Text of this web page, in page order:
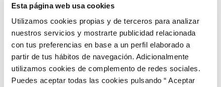
Esta página web usa cookies
Utilizamos cookies propias y de terceros para analizar
nuestros servicios y mostrarte publicidad relacionada
con tus preferencias en base a un perfil elaborado a
partir de tus hábitos de navegación. Adicionalmente
utilizamos cookies de complemento de redes sociales.
Puedes aceptar todas las cookies pulsando “ Aceptar
El voluntariado corporativo de Veolia en la
Comunidad Valenciana implica a más de un
centenar de participantes en sus acciones
de 2025